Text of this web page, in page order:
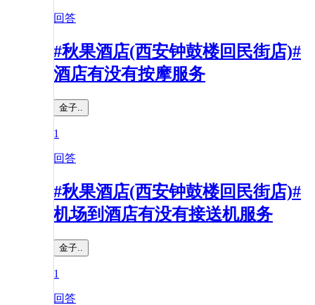
回答
#秋果酒店(西安钟鼓楼回民街店)#
酒店有没有按摩服务
金子..
1
回答
#秋果酒店(西安钟鼓楼回民街店)#
机场到酒店有没有接送机服务
金子..
1
回答